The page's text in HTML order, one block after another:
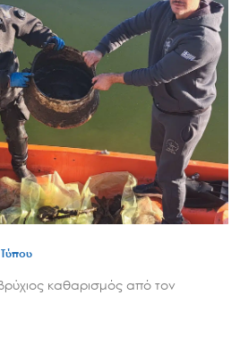
καθαρισμός από τον